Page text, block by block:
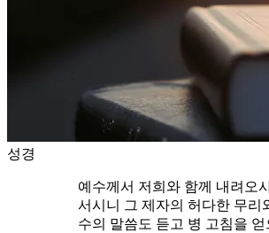
성경
예수께서 저희와 함께 내려오
서시니 그 제자의 허다한 무리
수의 말씀도 듣고 병 고침을 얻